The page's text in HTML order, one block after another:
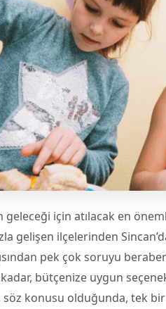
geleceği için atılacak en
gelişen ilçelerinden
pek çok soruyu
bütçenize uygun
söz konusu olduğunda, tek bir